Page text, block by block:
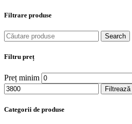
Filtrare produse
Search
Filtru preț
Preț minim
Filtrează
Categorii de produse